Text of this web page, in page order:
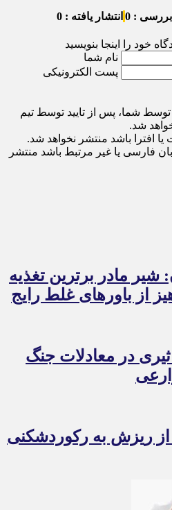
: 0 انتشار یافته : 0
خود را اینجا بنویسید
نام شما
پست الکترونیکی
شما، پس از تایید توسط تیم
شد.
افترا باشد منتشر نخواهد شد.
فارسی یا غیر مرتبط باشد منتشر
مادر برترین تغذیه
از باورهای غلط رایج
۲ چه تاثیری در معادلات جنگ
ریزش به رکوردشکنی